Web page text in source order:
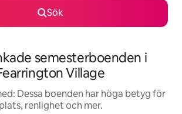
Sök
semesterboenden i
Village
Dessa boenden har höga betyg för
plats, renlighet och mer.